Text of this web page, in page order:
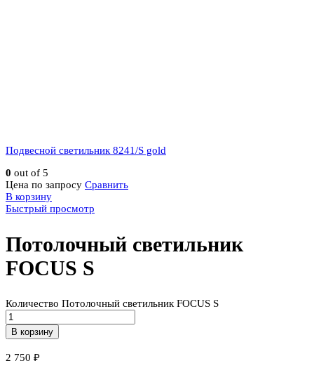
Подвесной светильник 8241/S gold
0 out of 5
Цена по запросу Сравнить
В корзину
Быстрый просмотр
Потолочный светильник
FOCUS S
Количество Потолочный светильник FOCUS S
В корзину
2 750 ₽